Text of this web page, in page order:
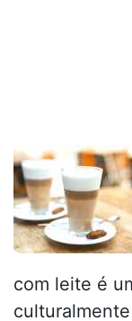
com leite é